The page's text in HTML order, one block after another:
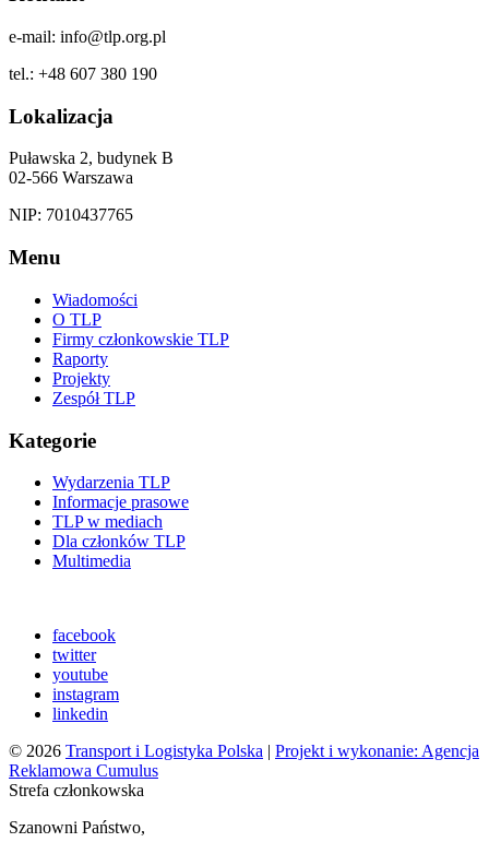
e-mail: info@tlp.org.pl
tel.: +48 607 380 190
Lokalizacja
Puławska 2, budynek B
02-566 Warszawa
NIP: 7010437765
Menu
Wiadomości
O TLP
Firmy członkowskie TLP
Raporty
Projekty
Zespół TLP
Kategorie
Wydarzenia TLP
Informacje prasowe
TLP w mediach
Dla członków TLP
Multimedia
facebook
twitter
youtube
instagram
linkedin
© 2026 Transport i Logistyka Polska | Projekt i wykonanie: Agencja
Reklamowa Cumulus
Strefa członkowska
Szanowni Państwo,